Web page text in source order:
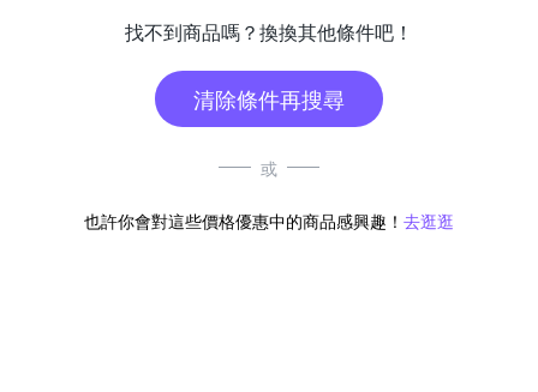
找不到商品嗎？換換其他條件吧！
清除條件再搜尋
或
也許你會對這些價格優惠中的商品感興趣！ 去逛逛